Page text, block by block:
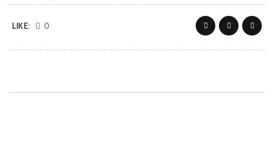
LIKE: 0